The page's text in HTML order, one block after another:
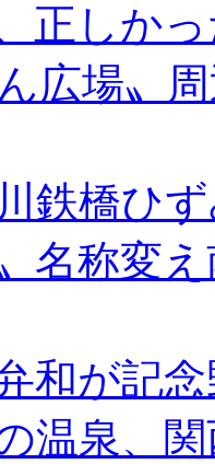
正しか
広場〟
鉄橋ひ
名称変
和が記
温泉、